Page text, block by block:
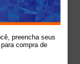
Alcalino
preencha seus
compra de